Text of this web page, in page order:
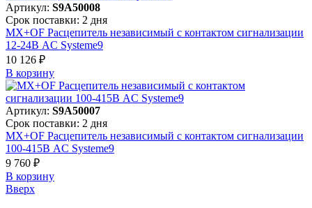
Артикул: S9A50008
Срок поставки: 2 дня
MX+OF Расцепитель независимый с контактом сигнализации
12-24В AC Systeme9
10 126 ₽
В корзинy
Артикул: S9A50007
Срок поставки: 2 дня
MX+OF Расцепитель независимый с контактом сигнализации
100-415В AC Systeme9
9 760 ₽
В корзинy
Вверх